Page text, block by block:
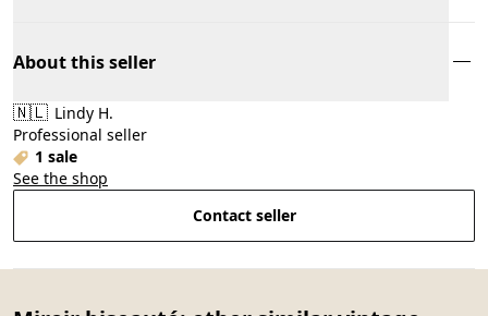
About this seller
🇳🇱 Lindy H.
Professional seller
1 sale
See the shop
Contact seller